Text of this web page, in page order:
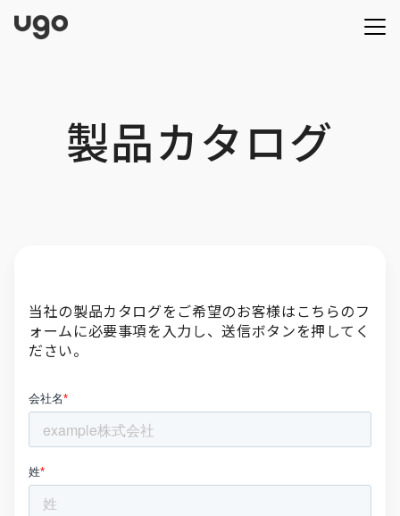
製品カタログ
当社の製品カタログをご希望のお客様はこちらのフ
ォームに必要事項を入力し、送信ボタンを押してく
ださい。